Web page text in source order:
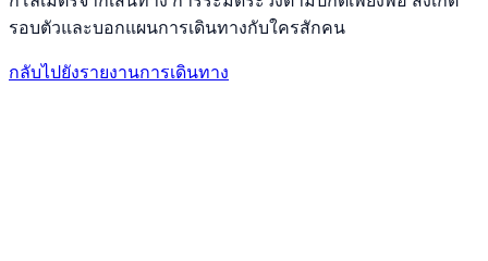
รอบตัวและบอกแผนการเดินทางกับใครสักคน
กลับไปยังรายงานการเดินทาง